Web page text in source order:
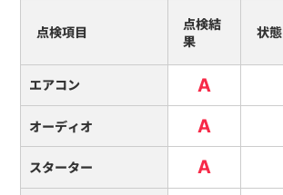
点検項目
点検結
果
状態
エアコン A
オーディオ A
スターター A